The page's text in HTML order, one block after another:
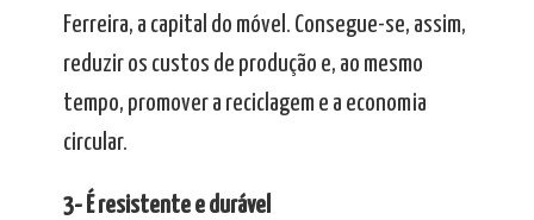
Ferreira, a capital do móvel. Consegue-se, assim,
reduzir os custos de produção e, ao mesmo
tempo, promover a reciclagem e a economia
circular.
3- É resistente e durável